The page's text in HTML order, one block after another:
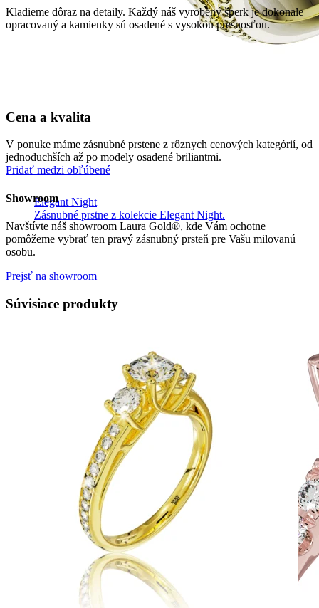
Elegant Night
Zásnubné prstne z kolekcie Elegant Night.
Kladieme dôraz na detaily. Každý náš vyrobený šperk je dokonale
opracovaný a kamienky sú osadené s vysokou presnosťou.
Cena a kvalita
V ponuke máme zásnubné prstene z rôznych cenových kategórií, od
jednoduchších až po modely osadené briliantmi.
Pridať medzi obľúbené
Showroom
Navštívte náš showroom Laura Gold®, kde Vám ochotne
pomôžeme vybrať ten pravý zásnubný prsteň pre Vašu milovanú
osobu.
Prejsť na showroom
Súvisiace produkty